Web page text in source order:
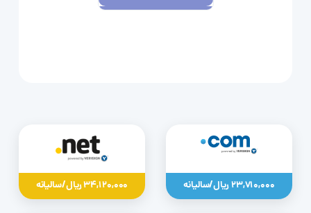
23,710,000 ریال/سالیانه 34,120,000 ریال/سالیانه